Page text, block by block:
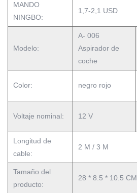
MANDO
NINGBO:
1,7-2,1 USD
Modelo:
A- 006
Aspirador de
coche
Color: negro rojo
Voltaje nominal: 12 V
Longitud de
cable:
2 M / 3 M
Tamaño del
producto:
28 * 8.5 * 10.5 CM